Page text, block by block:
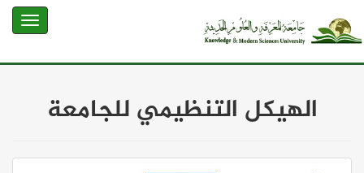
الهيكل التنظيمي للجامعة